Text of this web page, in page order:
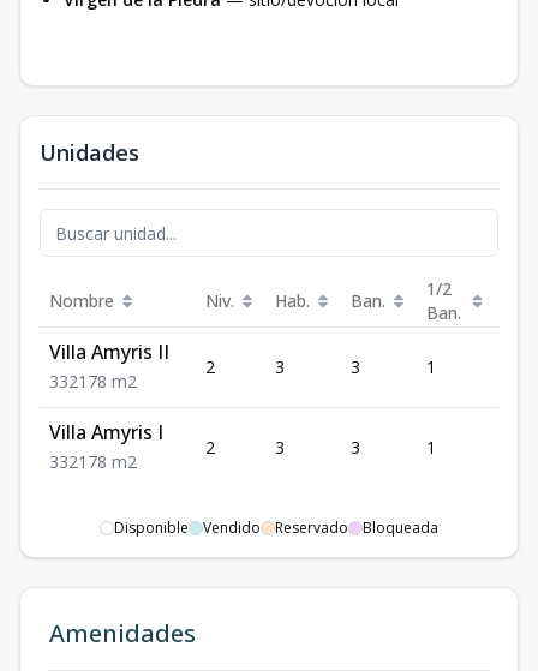
Unidades
Nombre Niv. Hab. Ban.
1/2
Ban.
Villa Amyris II
332178 m2
2 3 3 1
Villa Amyris I
332178 m2
2 3 3 1
Disponible Vendido Reservado Bloqueada
Amenidades